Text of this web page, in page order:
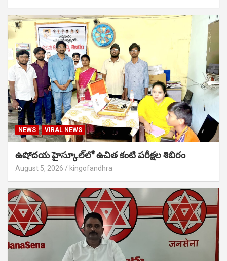
NEWS VIRAL NEWS
ఉషోదయ హైస్కూల్‌లో ఉచిత కంటి పరీక్షల శిబిరం
August 5, 2026 kingofandhra